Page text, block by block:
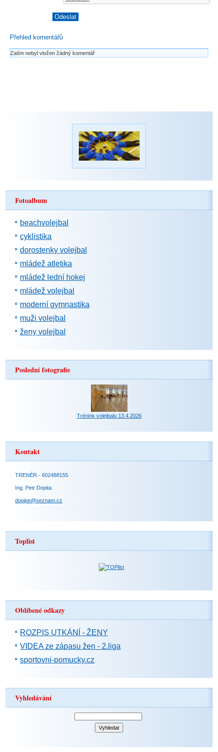
Přehled komentářů
Zatím nebyl vložen žádný komentář
Fotoalbum
beachvolejbal
cyklistika
dorostenky volejbal
mládež atletika
mládež lední hokej
mládež volejbal
moderní gymnastika
muži volejbal
ženy volejbal
Poslední fotografie
Trénink volejbalu 13.4.2026
Kontakt
TRENÉR - 602488155
Ing. Petr Dopita
dopipe@seznam.cz
Toplist
Oblíbené odkazy
ROZPIS UTKÁNÍ - ŽENY
VIDEA ze zápasu žen - 2.liga
sportovni-pomucky.cz
Vyhledávání